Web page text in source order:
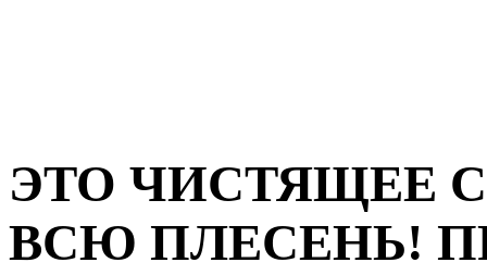
ЭТО ЧИСТЯЩЕЕ
ВСЮ ПЛЕСЕНЬ!